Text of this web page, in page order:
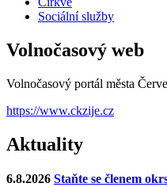
Sociální služby
Volnočasový web
Volnočasový portál města
https://www.ckzije.cz
Aktuality
6.8.2026 Staňte se členem